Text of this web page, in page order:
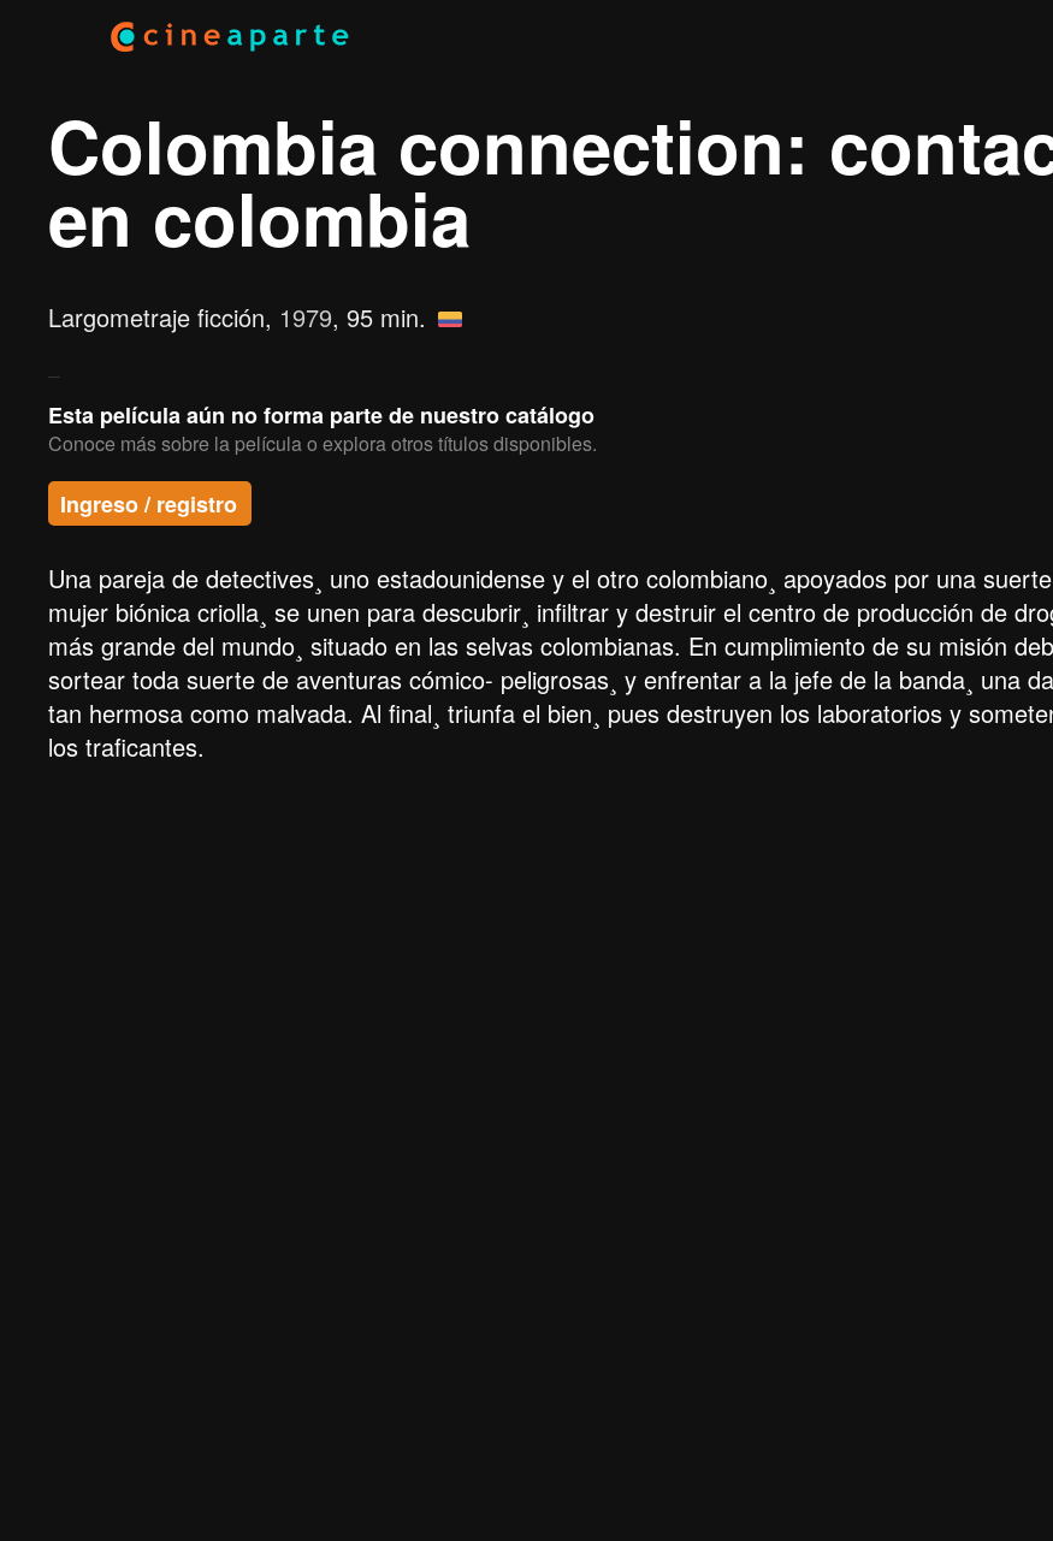
Colombia connection:
en colombia
Largometraje ficción, 1979, 95 min.
Esta película aún no forma parte de nuestro catálogo
Conoce más sobre la película o explora otros títulos disponibles.
Ingreso / registro
Una pareja de detectives¸ uno estadounidense y el otro colombiano¸ apoyados por una
mujer biónica criolla¸ se unen para descubrir¸ infiltrar y destruir el centro de producción de
más grande del mundo¸ situado en las selvas colombianas. En cumplimiento de su misión
sortear toda suerte de aventuras cómico- peligrosas¸ y enfrentar a la jefe de la banda¸ una
tan hermosa como malvada. Al final¸ triunfa el bien¸ pues destruyen los laboratorios y
los traficantes.